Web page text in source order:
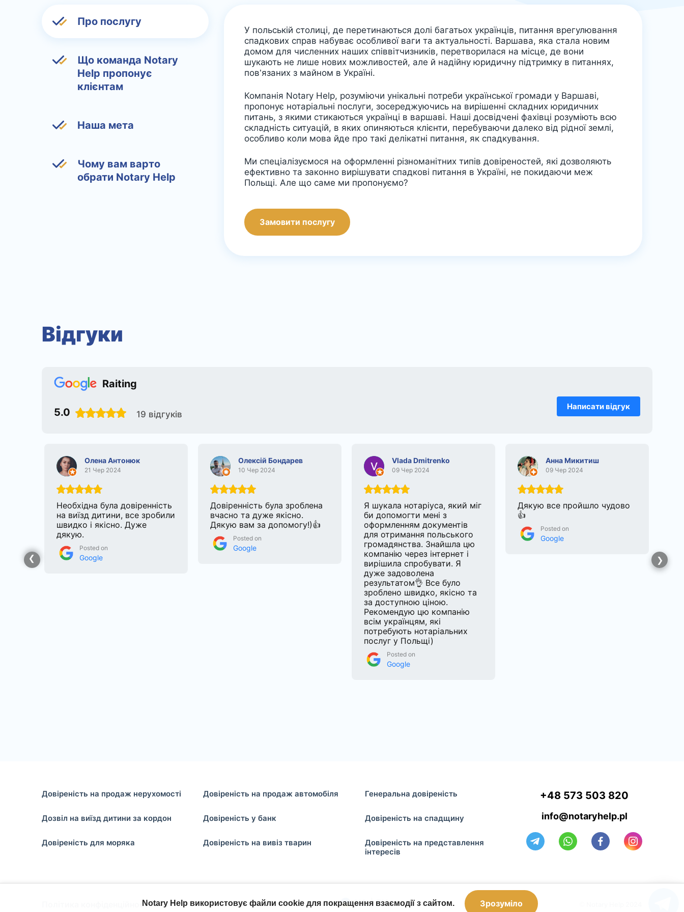
Про послугу
Що команда Notary
Help пропонує
клієнтам
Наша мета
Чому вам варто
обрати Notary Help
У польській столиці, де перетинаються долі багатьох українців, питання врегулювання
спадкових справ набуває особливої ваги та актуальності. Варшава, яка стала новим
домом для численних наших співвітчизників, перетворилася на місце, де вони
шукають не лише нових можливостей, але й надійну юридичну підтримку в питаннях,
пов’язаних з майном в Україні.
Компанія Notary Help, розуміючи унікальні потреби української громади у Варшаві,
пропонує нотаріальні послуги, зосереджуючись на вирішенні складних юридичних
питань, з якими стикаються українці в варшаві. Наші досвідчені фахівці розуміють всю
складність ситуацій, в яких опиняються клієнти, перебуваючи далеко від рідної землі,
особливо коли мова йде про такі делікатні питання, як спадкування.
Ми спеціалізуємося на оформленні різноманітних типів довіреностей, які дозволяють
ефективно та законно вирішувати спадкові питання в Україні, не покидаючи меж
Польщі. Але що саме ми пропонуємо?
Замовити послугу
Відгуки
Raiting
5.0 19 відгуків
Написати відгук
Олена Антонюк
21 Чер 2024
Необхідна була довіренність
на виїзд дитини, все зробили
швидко і якісно. Дуже
дякую.
Posted on
Google
Олексій Бондарев
10 Чер 2024
Довіренність була зроблена
вчасно та дуже якісно.
Дякую вам за допомогу!)👍
Posted on
Google
Vlada Dmitrenko
09 Чер 2024
Я шукала нотаріуса, який міг
би допомогти мені з
оформленням документів
для отримання польського
громадянства. Знайшла цю
компанію через інтернет і
вирішила спробувати. Я
дуже задоволена
результатом👌 Все було
зроблено швидко, якісно та
за доступною ціною.
Рекомендую цю компанію
всім українцям, які
потребують нотаріальних
послуг у Польщі)
Posted on
Google
Анна Микитиш
09 Чер 2024
Дякую все пройшло чудово
👍
Posted on
Google
Довіреність на продаж нерухомості Довіреність на продаж автомобіля Генеральна довіреність
Дозвіл на виїзд дитини за кордон Довіреність у банк Довіреність на спадщину
Довіреність для моряка Довіреність на вивіз тварин
Довіреність на представлення
інтересів
+48 573 503 820
info@notaryhelp.pl
Політика конфіденційностіNotary Help використовує файли cookie для покращення взаємодії з сайтом.